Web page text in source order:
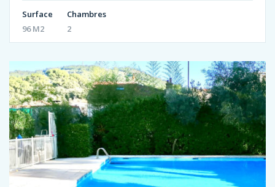
Surface
96 M2
Chambres
2